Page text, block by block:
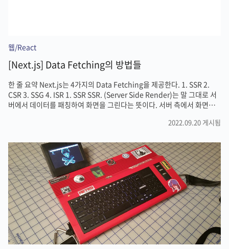
웹/React
[Next.js] Data Fetching의 방법들
한 줄 요약 Next.js는 4가지의 Data Fetching을 제공한다. 1. SSR 2.
CSR 3. SSG 4. ISR 1. SSR SSR. (Server Side Render)는 말 그대로 서
버에서 데이터를 패칭하여 화면을 그린다는 뜻이다. 서버 측에서 화면을
화된 방법을 통하여서만 수행할 수 있다. 이때 사용하는 함수가
getServerSideProps() { return { props: { randoms:
Math.round(Math.random() * 100) }, }; } export default function
Home({ rand..
2022.09.20 게시됨